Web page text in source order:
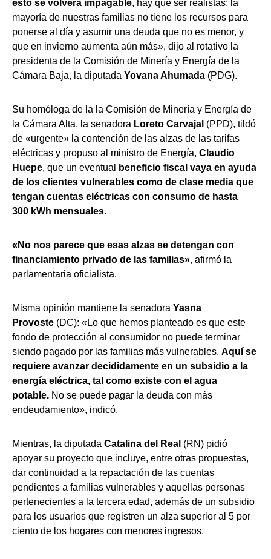
esto se volverá impagable, hay que ser realistas: la
mayoría de nuestras familias no tiene los recursos para
ponerse al día y asumir una deuda que no es menor, y
que en invierno aumenta aún más», dijo al rotativo la
presidenta de la Comisión de Minería y Energía de la
Cámara Baja, la diputada Yovana Ahumada (PDG).
Su homóloga de la la Comisión de Minería y Energía de
la Cámara Alta, la senadora Loreto Carvajal (PPD), tildó
de «urgente» la contención de las alzas de las tarifas
eléctricas y propuso al ministro de Energía, Claudio
Huepe, que un eventual
beneficio fiscal vaya en ayuda
de los clientes vulnerables como de clase media que
tengan cuentas eléctricas con consumo de hasta
300 kWh mensuales.
«No nos parece que esas alzas se detengan con
financiamiento privado de las familias», afirmó la
parlamentaria oficialista.
Misma opinión mantiene la senadora Yasna
Provoste (DC): «Lo que hemos planteado es que este
fondo de protección al consumidor no puede terminar
siendo pagado por las familias más vulnerables. Aquí se
requiere avanzar decididamente en un subsidio a la
energía eléctrica, tal como existe con el agua
potable. No se puede pagar la deuda con más
endeudamiento», indicó.
Mientras, la diputada Catalina del Real (RN) pidió
apoyar su proyecto que incluye, entre otras propuestas,
dar continuidad a la repactación de las cuentas
pendientes a familias vulnerables y aquellas personas
pertenecientes a la tercera edad, además de un subsidio
para los usuarios que registren un alza superior al 5 por
ciento de los hogares con menores ingresos.